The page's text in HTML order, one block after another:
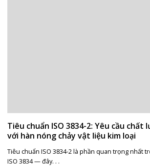
Tiêu chuẩn ISO 3834-2: Yêu cầu chất
với hàn nóng chảy vật liệu kim loại
Tiêu chuẩn ISO 3834-2 là phần quan trọng nhất
ISO 3834 — đây. . .